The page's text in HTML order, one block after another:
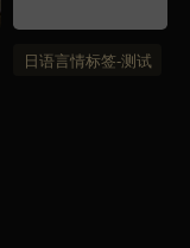
日语言情标签-测试